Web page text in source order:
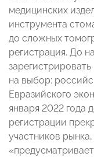
медицинских
инструмента
до сложных
регистрация. До
на выбор:
Евразийского
января 2022 года
регистрации
участников